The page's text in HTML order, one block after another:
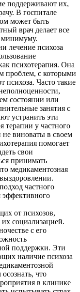
поддерживают их,
В госпитале
может быть
врач делает все
минимуму.
лечение психоза
психотерапия. Она
проблем, с которыми
психоза. Часто такие
состоянии или
занятия с
устранить эти
терапии у частного
не виноваты в своем
помогает
свои
принимать
медикаментозная
частного
эффективного
от психозов,
социализацией.
с его
поддержки. Эти
наличие психоза
что
в клинике